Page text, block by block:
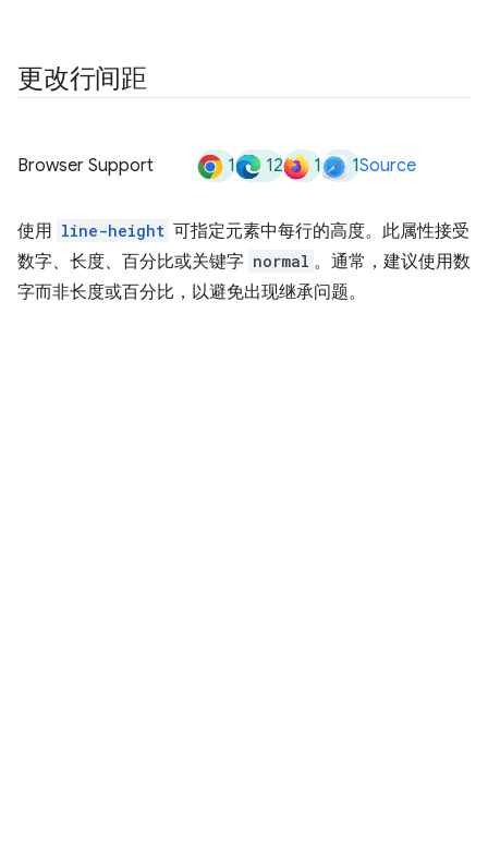
更改行间距
Browser Support 1 12 1 1Source
使用 line-height 可指定元素中每行的高度。此属性接受
数字、长度、百分比或关键字 normal 。通常，建议使用数
字而非长度或百分比，以避免出现继承问题。